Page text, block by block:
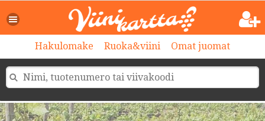
Hakulomake Ruoka&viini Omat juomat